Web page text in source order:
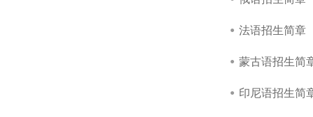
法语招生简章
蒙古语招生简
印尼语招生简